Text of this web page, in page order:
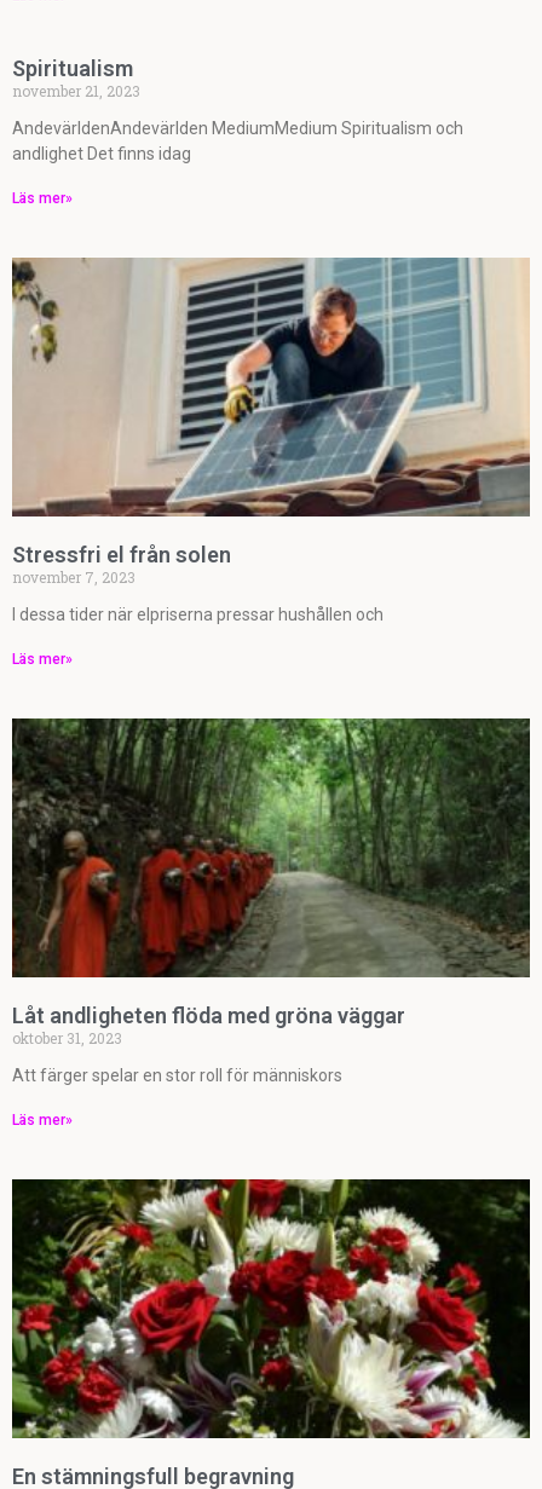
Spiritualism
november 21, 2023
AndevärldenAndevärlden MediumMedium Spiritualism och
andlighet Det finns idag
Läs mer»
Stressfri el från solen
november 7, 2023
I dessa tider när elpriserna pressar hushållen och
Läs mer»
Låt andligheten flöda med gröna väggar
oktober 31, 2023
Att färger spelar en stor roll för människors
Läs mer»
En stämningsfull begravning